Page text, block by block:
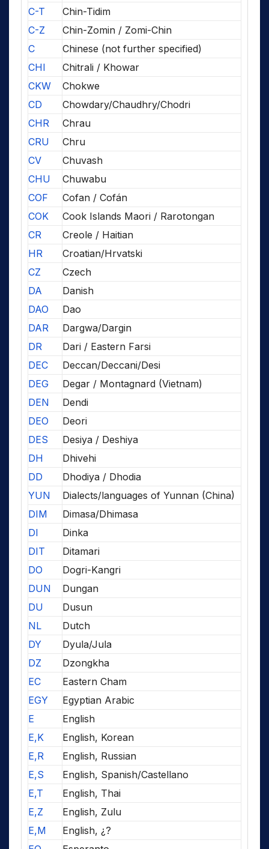
C-T
Chin-Tidim
C-Z
Chin-Zomin / Zomi-Chin
C
Chinese (not further specified)
CHI
Chitrali / Khowar
CKW
Chokwe
CD
Chowdary/Chaudhry/Chodri
CHR
Chrau
CRU
Chru
CV
Chuvash
CHU
Chuwabu
COF
Cofan / Cofán
COK
Cook Islands Maori / Rarotongan
CR
Creole / Haitian
HR
Croatian/Hrvatski
CZ
Czech
DA
Danish
DAO
Dao
DAR
Dargwa/Dargin
DR
Dari / Eastern Farsi
DEC
Deccan/Deccani/Desi
DEG
Degar / Montagnard (Vietnam)
DEN
Dendi
DEO
Deori
DES
Desiya / Deshiya
DH
Dhivehi
DD
Dhodiya / Dhodia
YUN
Dialects/languages of Yunnan (China)
DIM
Dimasa/Dhimasa
DI
Dinka
DIT
Ditamari
DO
Dogri-Kangri
DUN
Dungan
DU
Dusun
NL
Dutch
DY
Dyula/Jula
DZ
Dzongkha
EC
Eastern Cham
EGY
Egyptian Arabic
E
English
E,K
English, Korean
E,R
English, Russian
E,S
English, Spanish/Castellano
E,T
English, Thai
E,Z
English, Zulu
E,M
English, ¿?